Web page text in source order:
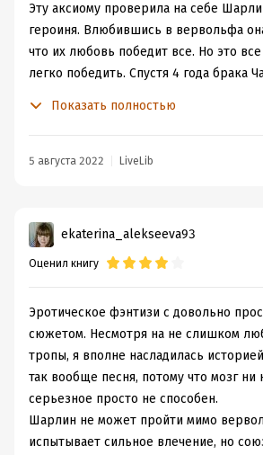
Эту аксиому проверила на себе
героиня. Влюбившись в вервольфа
что их любовь победит все. Но это
легко победить. Спустя 4 года брака
пришлось обратиться за помощью к
мужского персонажа, и еще реже им
оборотень, но тут как-то все карты
я была полностью на его стороне. Да,
испортило впечатление о герое. Все в
характера и статуса альфы.
Шарлин…ууууу…бесявая девка. Пару
протест и нежелание подчиняться, но
остальном….как можно быть настолько
Хотеть одного, говорить другое, а
третье, и при этом всем обвинять
Показать полностью
5 августа 2022 LiveLib
ekaterina_alekseeva93
Оценил книгу
Эротическое фэнтизи с довольно
сюжетом. Несмотря на не слишком
тропы, я вполне насладилась
так вообще песня, потому что мозг ни
серьезное просто не способен.
Шарлин не может пройти мимо
испытывает сильное влечение, но